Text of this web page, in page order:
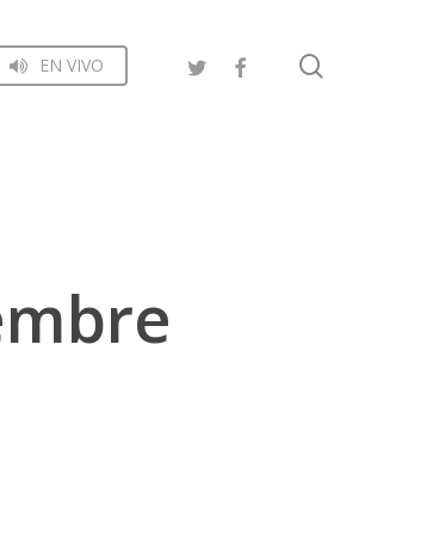
EN VIVO